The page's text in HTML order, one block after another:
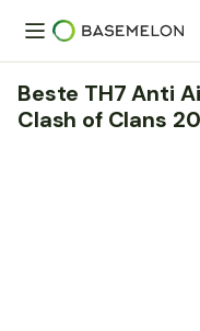
Beste TH7 Anti
Clash of Clans